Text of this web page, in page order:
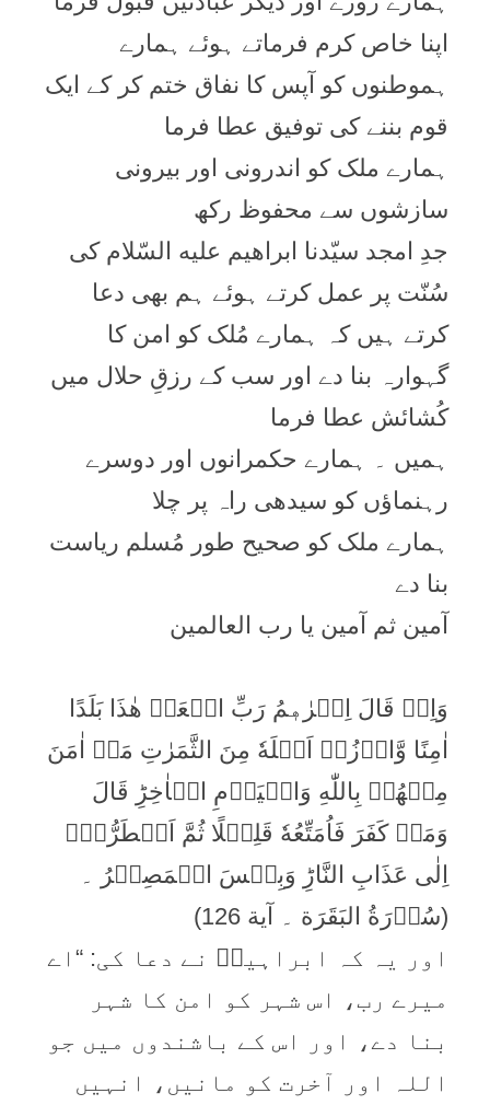
اپنا خاص کرم فرماتے ہوئے ہمارے
ہموطنوں کو آپس کا نفاق ختم کر کے ایک
قوم بننے کی توفیق عطا فرما
ہمارے ملک کو اندرونی اور بیرونی
سازشوں سے محفوظ رکھ
جدِ امجد سیّدنا ابراھیم علیه السّلام کی
سُنّت پر عمل کرتے ہوئے ہم بھی دعا
کرتے ہیں کہ ہمارے مُلک کو امن کا
گہوارہ بنا دے اور سب کے رزقِ حلال میں
کُشائش عطا فرما
ہمیں ۔ ہمارے حکمرانوں اور دوسرے
رہنماؤں کو سیدھی راہ پر چلا
ہمارے ملک کو صحیح طور مُسلم ریاست
بنا دے
آمین ثم آمین یا رب العالمین
وَاِذۡ قَالَ اِبۡرٰهٖمُ رَبِّ اجۡعَلۡ هٰذَا بَلَدًا
اٰمِنًا وَّارۡزُقۡ اَهۡلَهٗ مِنَ الثَّمَرٰتِ مَنۡ اٰمَنَ
مِنۡهُمۡ بِاللّٰهِ وَالۡيَوۡمِ الۡاٰخِرِ‌ؕ قَالَ
وَمَنۡ كَفَرَ فَاُمَتِّعُهٗ قَلِيۡلًا ثُمَّ اَضۡطَرُّهٗۤ
اِلٰى عَذَابِ النَّارِ‌ؕ وَبِئۡسَ الۡمَصِيۡرُ ۔
(سُوۡرَةُ البَقَرَة ۔ آیة 126)
اور یہ کہ ابراہیمؑ نے دعا کی: “اے
میرے رب، اس شہر کو امن کا شہر
بنا دے، اور اس کے باشندوں میں جو
اللہ اور آخرت کو مانیں، انہیں